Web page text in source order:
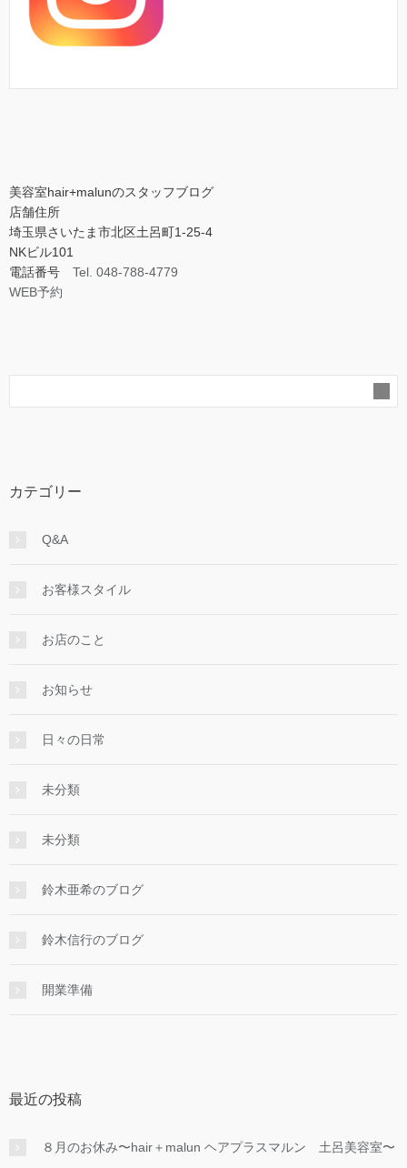
美容室hair+malunのスタッフブログ
店舗住所
埼玉県さいたま市北区土呂町1-25-4
NKビル101
電話番号 Tel. 048-788-4779
WEB予約
カテゴリー
Q&A
お客様スタイル
お店のこと
お知らせ
日々の日常
未分類
未分類
鈴木亜希のブログ
鈴木信行のブログ
開業準備
最近の投稿
８月のお休み〜hair＋malun ヘアプラスマルン 土呂美容室〜